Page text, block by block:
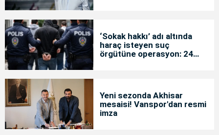
‘Sokak hakkı’ adı altında
haraç isteyen suç
örgütüne operasyon: 24
Yeni sezonda Akhisar
mesaisi! Vanspor'dan resmi
imza